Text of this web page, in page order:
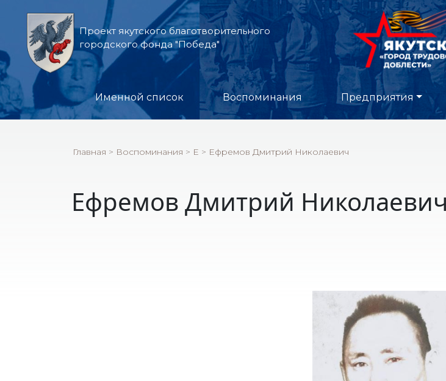
Проект якутского благотворительного
городского фонда "Победа"
Именной список Воспоминания Предприятия
Главная > Воспоминания > Е > Ефремов Дмитрий Николаевич
Ефремов Дмитрий Николаевич